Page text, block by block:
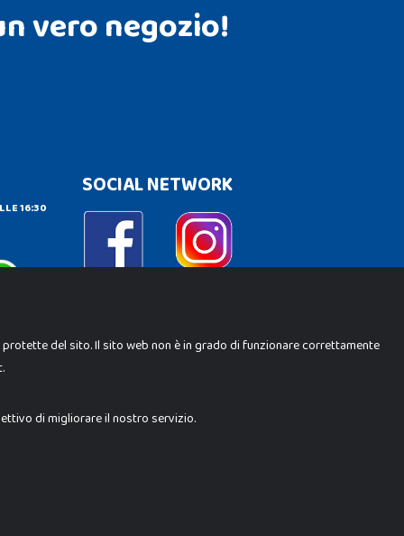
vero negozio!
16:30
SOCIAL NETWORK
Srl. Ogni riproduzione o utilizzo non espressamente
differire da quanto esposto in negozio.
(MI)
del sito. Il sito web non è in grado di funzionare correttamente
di migliorare il nostro servizio.